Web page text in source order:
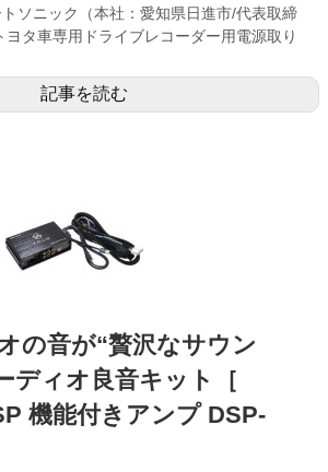
ソニック（本社：愛知県日進市/代表取締
タ車専用ドライブレコーダー用電源取り
記事を読む
の音が“贅沢なサウン
ディオ良音キット［
機能付きアンプ DSP-